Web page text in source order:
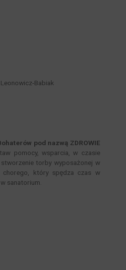
Babiak
pod nazwą ZDROWIE
pomocy, wsparcia, w czasie
torby wyposażonej w
chorego, który spędza czas w
sanatorium.